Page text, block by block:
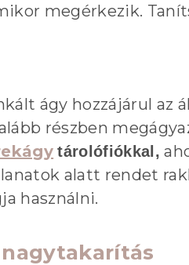
megérkezik.
ágy hozzájárul az
részben
tárolófiókkal,
alatt rendet
használni.